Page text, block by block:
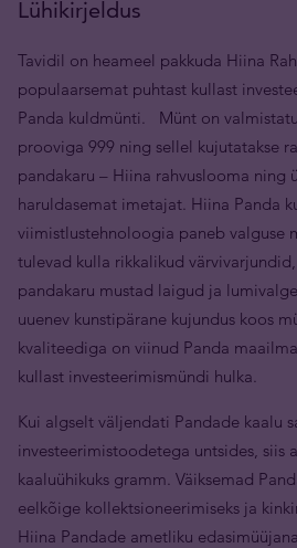
Lühikirjeldus
Tavidil on heameel pakkuda Hiina
populaarsemat puhtast kullast
Panda kuldmünti. Münt on
prooviga 999 ning sellel kujutatakse
pandakaru – Hiina rahvuslooma ning
haruldasemat imetajat. Hiina Panda
viimistlustehnoloogia paneb valguse
tulevad kulla rikkalikud
pandakaru mustad laigud ja
uuenev kunstipärane kujundus koos
kvaliteediga on viinud Panda
kullast investeerimismündi hulka.
Kui algselt väljendati Pandade kaalu
investeerimistoodetega untsides, siis
kaaluühikuks gramm. Väiksemad
eelkõige kollektsioneerimiseks ja
Hiina Pandade ametliku